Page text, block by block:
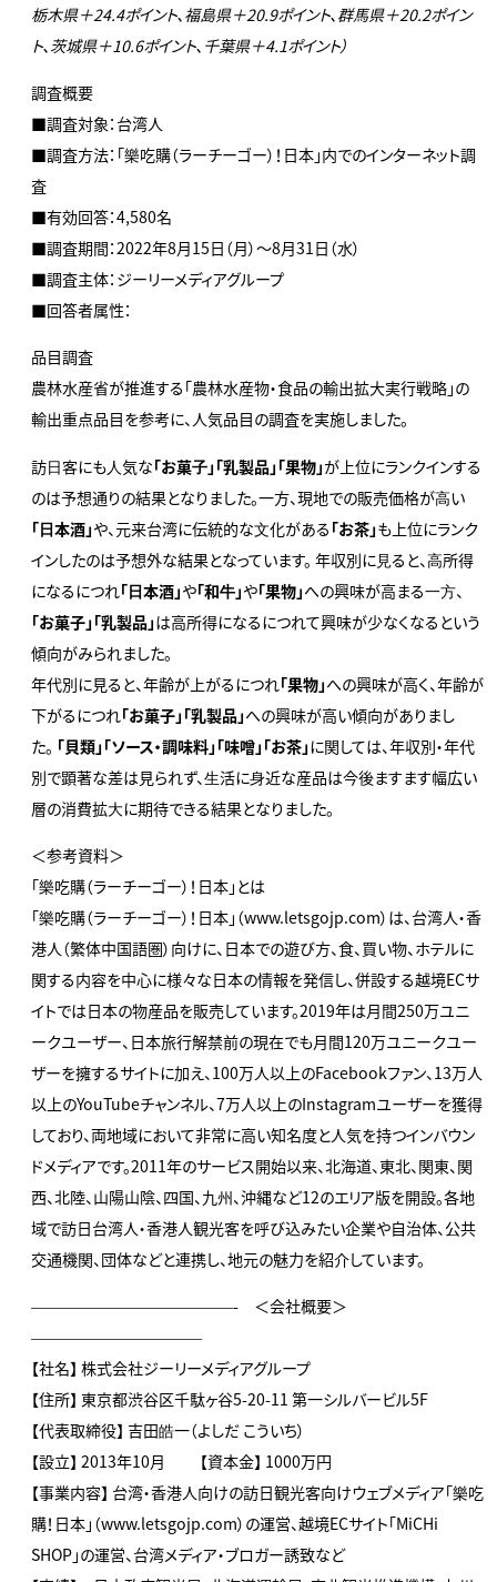
栃木県＋24.4ポイント、福島県＋20.9ポイント、群馬県＋20.2ポイン
ト、茨城県＋10.6ポイント、千葉県＋4.1ポイント）
調査概要
■調査対象：台湾人
■調査方法：「樂吃購（ラーチーゴー）！日本」内でのインターネット調
査
■有効回答：4,580名
■調査期間：2022年8月15日（月）～8月31日（水）
■調査主体：ジーリーメディアグループ
■回答者属性：
品目調査
農林水産省が推進する「農林水産物・食品の輸出拡大実行戦略」の
輸出重点品目を参考に、人気品目の調査を実施しました。
訪⽇客にも⼈気な「お菓⼦」「乳製品」「果物」が上位にランクインする
のは予想通りの結果となりました。一方、現地での販売価格が⾼い
「⽇本酒」や、元来台湾に伝統的な⽂化がある「お茶」も上位にランク
インしたのは予想外な結果となっています。 年収別に⾒ると、⾼所得
になるにつれ「⽇本酒」や「和⽜」や「果物」への興味が高まる⼀⽅、
「お菓子」「乳製品」は高所得になるにつれて興味が少なくなるという
傾向がみられました。
年代別に見ると、年齢が上がるにつれ「果物」への興味が高く、年齢が
下がるにつれ「お菓子」「乳製品」への興味が高い傾向がありまし
た。 「貝類」「ソース・調味料」「味噌」「お茶」に関しては、年収別・年代
別で顕著な差は見られず、⽣活に⾝近な産品は今後ますます幅広い
層の消費拡⼤に期待できる結果となりました。
＜参考資料＞
「樂吃購（ラーチーゴー）！日本」とは
「樂吃購（ラーチーゴー）！日本」（www.letsgojp.com）は、台湾人・香
港人（繁体中国語圏）向けに、日本での遊び方、食、買い物、ホテルに
関する内容を中心に様々な日本の情報を発信し、併設する越境ECサ
イトでは日本の物産品を販売しています。2019年は月間250万ユニ
ークユーザー、日本旅行解禁前の現在でも月間120万ユニークユー
ザーを擁するサイトに加え、100万人以上のFacebookファン、13万人
以上のYouTubeチャンネル、7万人以上のInstagramユーザーを獲得
しており、両地域において非常に高い知名度と人気を持つインバウン
ドメディアです。2011年のサービス開始以来、北海道、東北、関東、関
西、北陸、山陽山陰、四国、九州、沖縄など12のエリア版を開設。各地
域で訪日台湾人・香港人観光客を呼び込みたい企業や自治体、公共
交通機関、団体などと連携し、地元の魅力を紹介しています。
—————————————- ＜会社概要＞
———————————
【社名】 株式会社ジーリーメディアグループ
【住所】 東京都渋谷区千駄ヶ谷5-20-11 第一シルバービル5F
【代表取締役】 吉田皓一（よしだ こういち）
【設立】 2013年10月 【資本金】 1000万円
【事業内容】 台湾・香港人向けの訪日観光客向けウェブメディア「樂吃
購！日本」（www.letsgojp.com）の運営、越境ECサイト「MiCHi
SHOP」の運営、台湾メディア・ブロガー誘致など